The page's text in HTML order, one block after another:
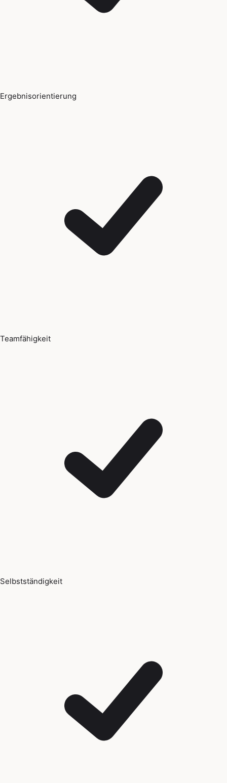
Ergebnisorientierung
Teamfähigkeit
Selbstständigkeit